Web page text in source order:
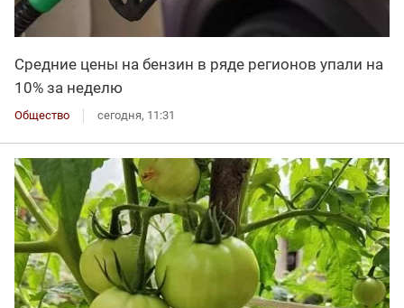
Средние цены на бензин в ряде регионов упали на
10% за неделю
Общество сегодня, 11:31